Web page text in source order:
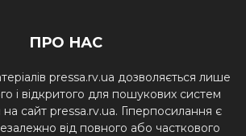
ПРО НАС
pressa.rv.ua дозволяється лише
і відкритого для пошукових систем
на сайт pressa.rv.ua. Гіперпосилання є
від повного або часткового